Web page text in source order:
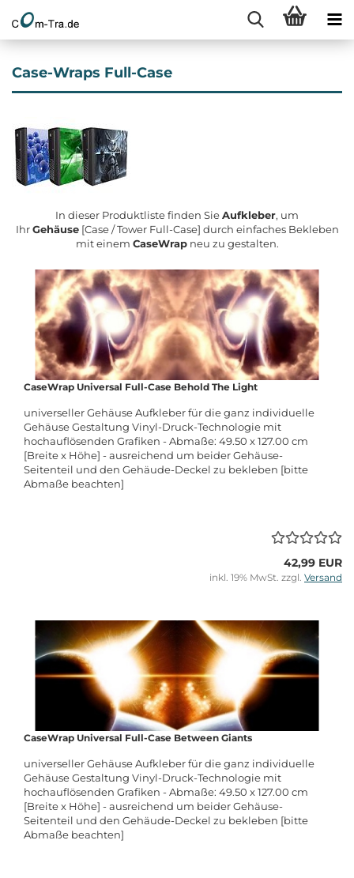
Case-Wraps Full-Case
In dieser Produktliste finden SieAufkleber, um
IhrGehäuse[Case / Tower Full-Case] durch einfaches Bekleben
mit einem CaseWrapneu zu gestalten.
CaseWrap Universal Full-Case Behold The Light
universeller Gehäuse Aufkleber für die ganz individuelle
Gehäuse Gestaltung Vinyl-Druck-Technologie mit
hochauflösenden Grafiken - Abmaße: 49.50 x 127.00 cm
[Breite x Höhe] - ausreichend um beider Gehäuse-
Seitenteil und den Gehäude-Deckel zu bekleben [bitte
Abmaße beachten]
42,99 EUR
inkl. 19% MwSt. zzgl. Versand
CaseWrap Universal Full-Case Between Giants
universeller Gehäuse Aufkleber für die ganz individuelle
Gehäuse Gestaltung Vinyl-Druck-Technologie mit
hochauflösenden Grafiken - Abmaße: 49.50 x 127.00 cm
[Breite x Höhe] - ausreichend um beider Gehäuse-
Seitenteil und den Gehäude-Deckel zu bekleben [bitte
Abmaße beachten]